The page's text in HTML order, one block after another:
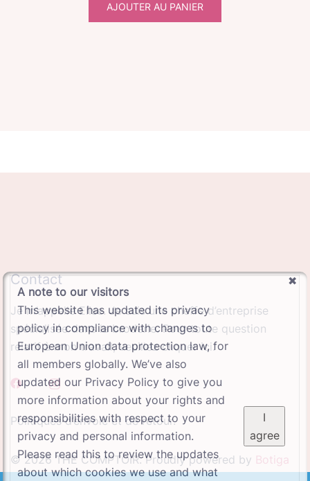
AJOUTER AU PANIER
Contact
Je m’appelle Elise. Je suis une cheffe d’entreprise
spécialisée dans la broderie. Pour toute question
relatif à mon travail, veuillez cliquer ici.
Politiques d’envoie et de retour.
© 2026 THE COMPTOIR. Proudly powered by Botiga
A note to our visitors
This website has updated its privacy
policy in compliance with changes to
European Union data protection law, for
all members globally. We’ve also
updated our Privacy Policy to give you
more information about your rights and
responsibilities with respect to your
privacy and personal information.
Please read this to review the updates
about which cookies we use and what
I
agree